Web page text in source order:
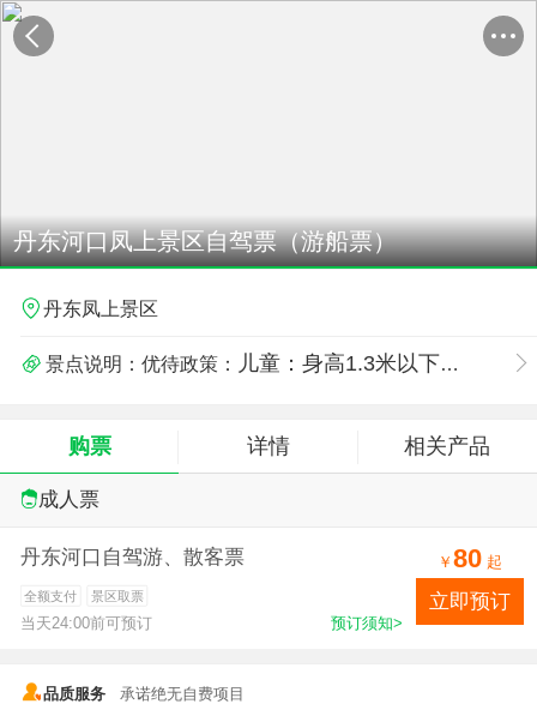
丹东河口凤上景区自驾票（游船票）
丹东凤上景区
景点说明：优待政策： 儿童：身高1.3米以下儿童，免费。老人：70周岁以上老人持本人身份证，免费；60周岁-69周岁持本人身份证，半价。未成年人：6周岁-18周岁未成年人，半价
警官：持警官证，免费
订单支持当天订票当天进园。下单后联系客服2次确认。本社售票价格是折扣票，老人和未成年人半票，是景区全票价格的一半。
订票热线：13464553337（兼微信）0415-3138105
购票 详情 相关产品
成人票
丹东河口自驾游、散客票
全额支付 景区取票
当天24:00前可预订 预订须知>
￥80 起
立即预订
品质服务 承诺绝无自费项目